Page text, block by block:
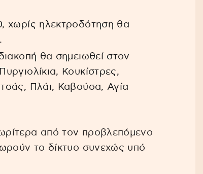
χωρίς ηλεκτροδότηση θα
θα σημειωθεί στον
Κουκίστρες,
Πλάι, Καβούσα, Αγία
από τον προβλεπόμενο
το δίκτυο συνεχώς υπό